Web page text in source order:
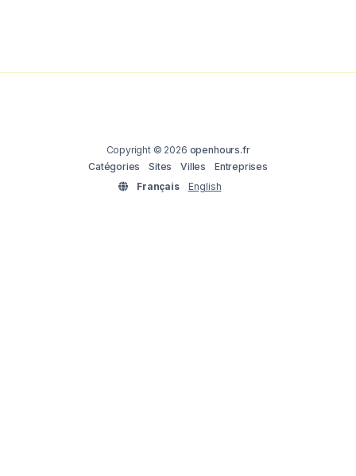
Copyright © 2026 openhours.fr
Catégories
Sites Villes
Entreprises
Français
English